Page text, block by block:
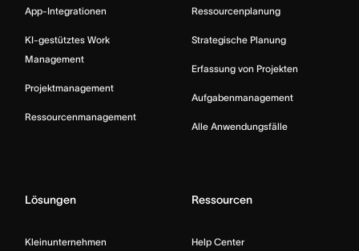
App-Integrationen
KI-gestütztes Work
Management
Projektmanagement
Ressourcenmanagement
Ressourcenplanung
Strategische Planung
Erfassung von Projekten
Aufgabenmanagement
Alle Anwendungsfälle
Lösungen
Kleinunternehmen
Ressourcen
Help Center